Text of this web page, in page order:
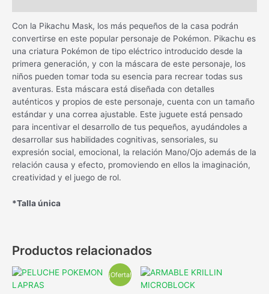
Con la Pikachu Mask, los más pequeños de la casa podrán
convertirse en este popular personaje de Pokémon. Pikachu es
una criatura Pokémon de tipo eléctrico introducido desde la
primera generación, y con la máscara de este personaje, los
niños pueden tomar toda su esencia para recrear todas sus
aventuras. Esta máscara está diseñada con detalles
auténticos y propios de este personaje, cuenta con un tamaño
estándar y una correa ajustable. Este juguete está pensado
para incentivar el desarrollo de tus pequeños, ayudándoles a
desarrollar sus habilidades cognitivas, sensoriales, su
expresión social, emocional, la relación Mano/Ojo además de la
relación causa y efecto, promoviendo en ellos la imaginación,
creatividad y el juego de rol.
*Talla única
Productos relacionados
¡Oferta!